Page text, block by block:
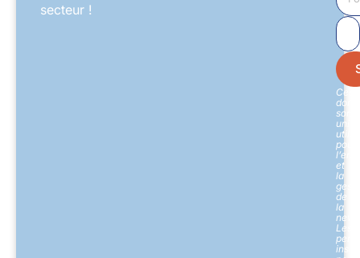
secteur !
Ces
sont
pour
et
la
de
la
Les